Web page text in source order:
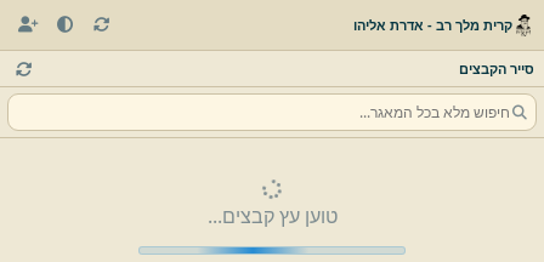
קרית מלך רב - אדרת אליהו
סייר הקבצים
טוען עץ קבצים...